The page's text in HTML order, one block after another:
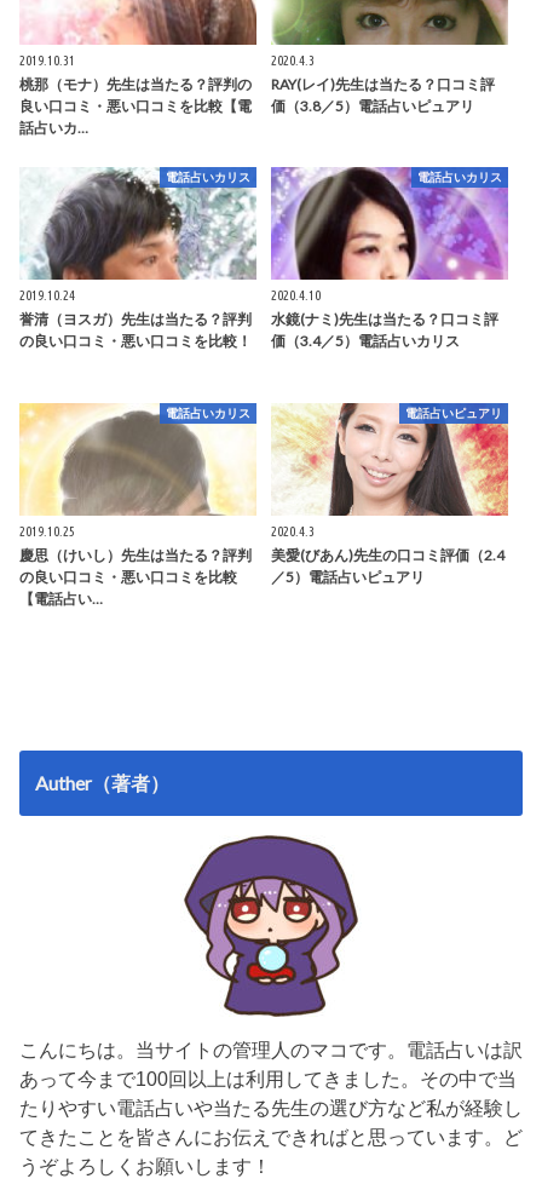
2019.10.31
桃那（モナ）先生は当たる？評判の
良い口コミ・悪い口コミを比較【電
話占いカ…
2020.4.3
RAY(レイ)先生は当たる？口コミ評
価（3.8／5）電話占いピュアリ
電話占いカリス
2019.10.24
誉清（ヨスガ）先生は当たる？評判
の良い口コミ・悪い口コミを比較！
電話占いカリス
2020.4.10
水鏡(ナミ)先生は当たる？口コミ評
価（3.4／5）電話占いカリス
電話占いカリス
2019.10.25
慶思（けいし）先生は当たる？評判
の良い口コミ・悪い口コミを比較
【電話占い…
電話占いピュアリ
2020.4.3
美愛(びあん)先生の口コミ評価（2.4
／5）電話占いピュアリ
Auther（著者）
こんにちは。当サイトの管理人のマコです。電話占いは訳
あって今まで100回以上は利用してきました。その中で当
たりやすい電話占いや当たる先生の選び方など私が経験し
てきたことを皆さんにお伝えできればと思っています。ど
うぞよろしくお願いします！